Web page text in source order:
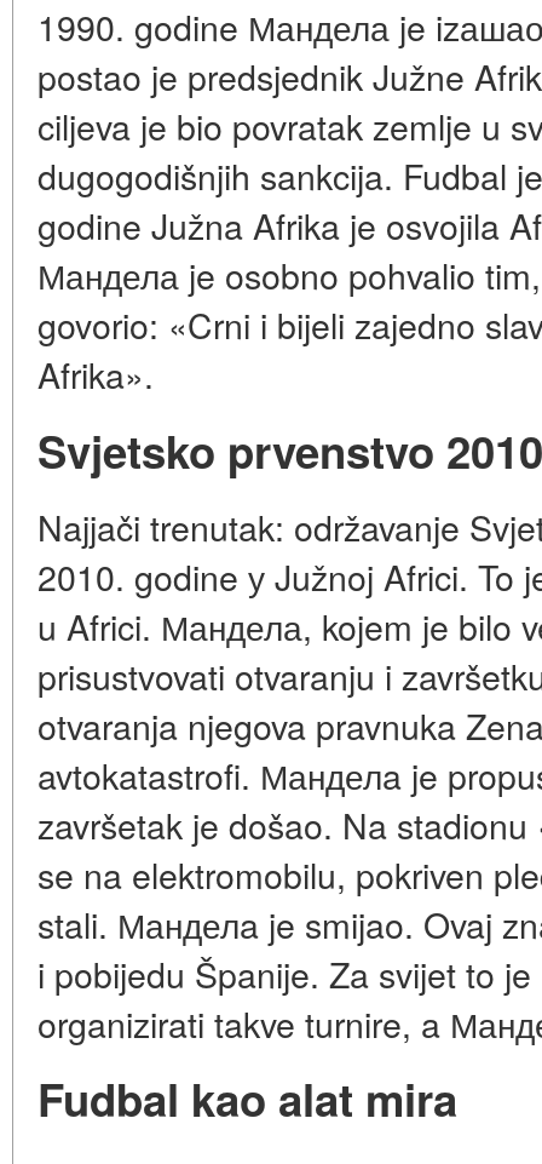
1990. godine Мандела je
postao je predsjednik Južne
ciljeva je bio povratak zemlje u
dugogodišnjih sankcija. Fudbal
godine Južna Afrika je osvojila
Мандела je osobno pohvalio
govorio: «Crni i bijeli zajedno
Afrika».
Svjetsko prvenstvo
Najjači trenutak: održavanje
2010. godine у Južnoj Africi. To
u Africi. Мандела, kojem je bilo
prisustvovati otvaranju i
otvaranja njegova pravnuka
avtokatastrofi. Манделa je
završetak je došao. Na
se na elektromobilu, pokriven
stali. Манделa je smijao. Ovaj
i pobijedu Španije. Za svijet to
organizirati takve turnire, a
Fudbal kao alat mira